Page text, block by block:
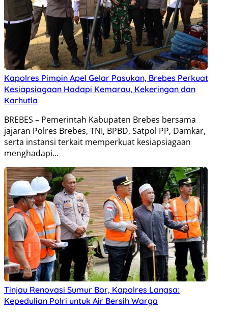
Kapolres Pimpin Apel Gelar Pasukan, Brebes Perkuat
Kesiapsiagaan Hadapi Kemarau, Kekeringan dan
Karhutla
BREBES – Pemerintah Kabupaten Brebes bersama
jajaran Polres Brebes, TNI, BPBD, Satpol PP, Damkar,
serta instansi terkait memperkuat kesiapsiagaan
menghadapi…
Tinjau Renovasi Sumur Bor, Kapolres Langsa:
Kepedulian Polri untuk Air Bersih Warga